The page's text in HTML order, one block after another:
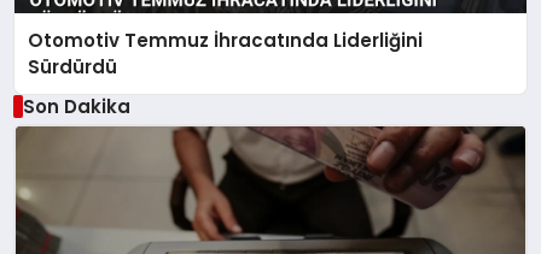
Otomotiv Temmuz İhracatında Liderliğini
Sürdürdü
Son Dakika